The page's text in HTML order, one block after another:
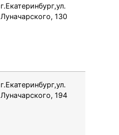
г.Екатеринбург,ул.
Луначарского, 130
г.Екатеринбург,ул.
Луначарского, 194